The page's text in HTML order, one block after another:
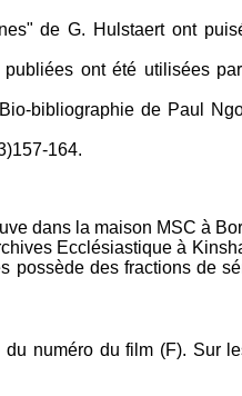
de G. Hulstaert ont
ont été utilisées
bibliographie de Paul
164.
dans la maison MSC à
Ecclésiastique à
possède des fractions de
numéro du film (F). Sur